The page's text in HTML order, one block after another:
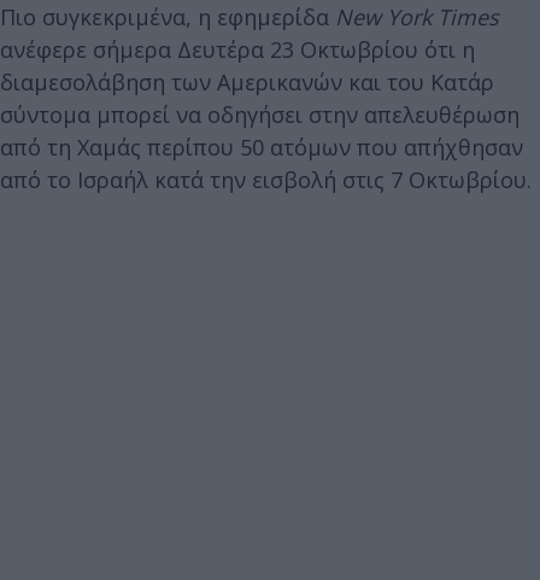
Πιο συγκεκριμένα, η εφημερίδα New York Times
ανέφερε σήμερα Δευτέρα 23 Οκτωβρίου ότι η
διαμεσολάβηση των Αμερικανών και του Κατάρ
σύντομα μπορεί να οδηγήσει στην απελευθέρωση
από τη Χαμάς περίπου 50 ατόμων που απήχθησαν
από το Ισραήλ κατά την εισβολή στις 7 Οκτωβρίου.